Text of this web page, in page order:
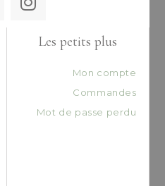
Les petits plus
Mon compte
Commandes
Mot de passe perdu